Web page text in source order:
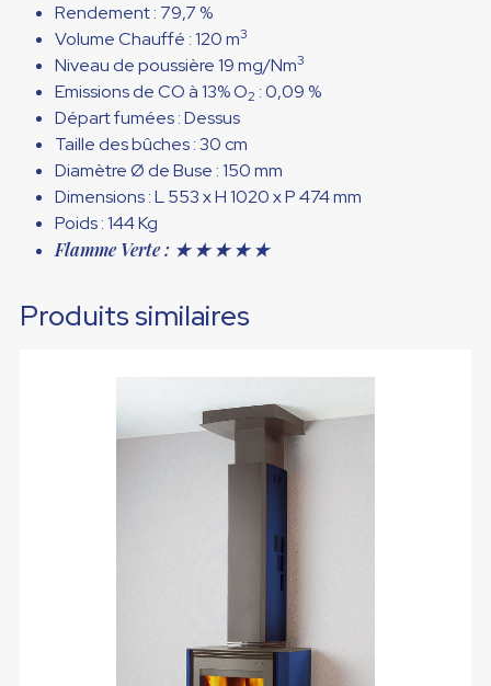
Rendement : 79,7 %
Volume Chauffé : 120 m3
Niveau de poussière 19 mg/Nm3
Emissions de CO à 13% O2 :0,09 %
Départ fumées : Dessus
Taille des bûches : 30cm
Diamètre Ø de Buse :150 mm
Dimensions :L 553 x H 1020 x P 474 mm
Poids : 144 Kg
Flamme Verte : ★ ★ ★ ★ ★
Produits similaires